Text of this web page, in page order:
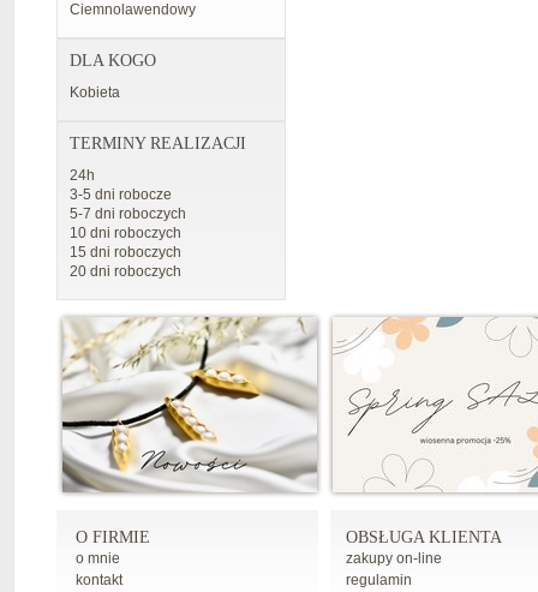
Ciemnolawendowy
DLA KOGO
Kobieta
TERMINY REALIZACJI
24h
3-5 dni robocze
5-7 dni roboczych
10 dni roboczych
15 dni roboczych
20 dni roboczych
O FIRMIE
o mnie
kontakt
OBSŁUGA KLIENTA
zakupy on-line
regulamin